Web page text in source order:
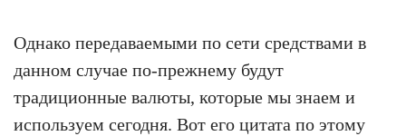
Однако передаваемыми по сети средствами в
данном случае по-прежнему будут
традиционные валюты, которые мы знаем и
используем сегодня. Вот его цитата по этому